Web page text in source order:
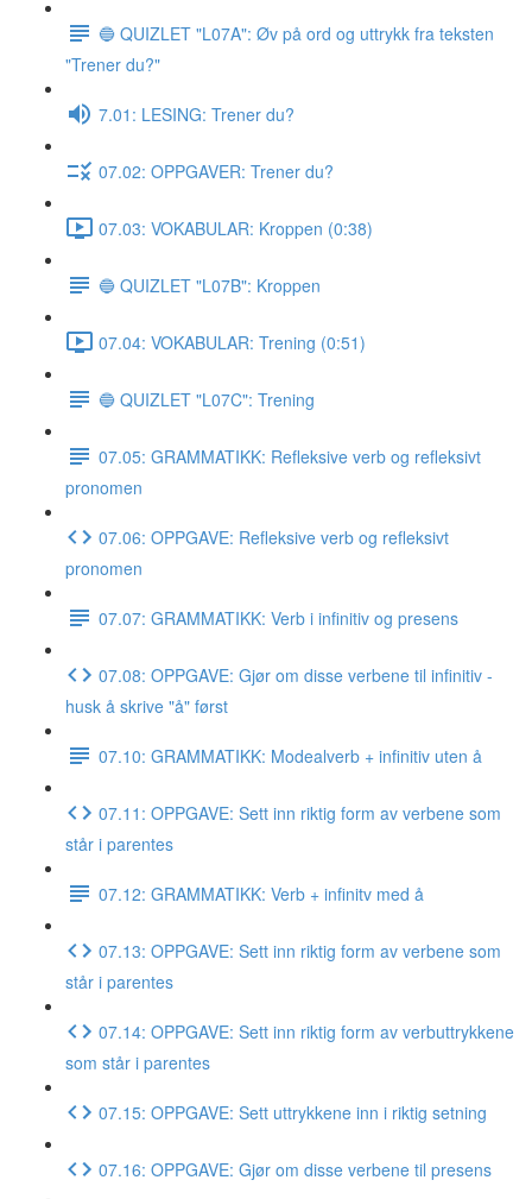
🔵 QUIZLET "L07A": Øv på ord og uttrykk fra teksten
"Trener du?"
7.01: LESING: Trener du?
07.02: OPPGAVER: Trener du?
07.03: VOKABULAR: Kroppen (0:38)
🔵 QUIZLET "L07B": Kroppen
07.04: VOKABULAR: Trening (0:51)
🔵 QUIZLET "L07C": Trening
07.05: GRAMMATIKK: Refleksive verb og refleksivt
pronomen
07.06: OPPGAVE: Refleksive verb og refleksivt
pronomen
07.07: GRAMMATIKK: Verb i infinitiv og presens
07.08: OPPGAVE: Gjør om disse verbene til infinitiv -
husk å skrive "å" først
07.10: GRAMMATIKK: Modealverb + infinitiv uten å
07.11: OPPGAVE: Sett inn riktig form av verbene som
står i parentes
07.12: GRAMMATIKK: Verb + infinitv med å
07.13: OPPGAVE: Sett inn riktig form av verbene som
står i parentes
07.14: OPPGAVE: Sett inn riktig form av verbuttrykkene
som står i parentes
07.15: OPPGAVE: Sett uttrykkene inn i riktig setning
07.16: OPPGAVE: Gjør om disse verbene til presens